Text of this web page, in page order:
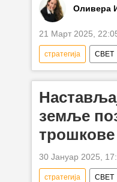
Оливера
21 Март 2025,
стратегија СВЕТ
Русија
Специјална војна
земље
30 Јануар 2025,
стратегија СВЕТ